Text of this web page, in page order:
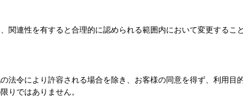
関連性を有すると合理的に認められる範囲内において変更するこ
法令により許容される場合を除き、お客様の同意を得ず、利用目
りではありません。